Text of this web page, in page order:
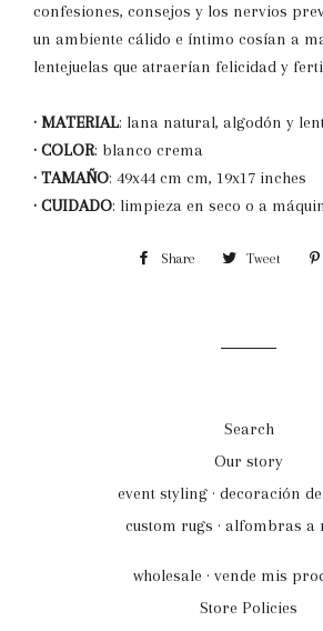
confesiones, consejos y los nervios
un ambiente cálido e íntimo cosían a
lentejuelas que atraerían felicidad y
· MATERIAL: lana natural, algodón y
· COLOR: blanco crema
· TAMAÑO: 49x44 cm cm, 19x17 inches
· CUIDADO: limpieza en seco o a
Share Share Tweet Tweet
Search
Our story
event styling · decoración
custom rugs · alfombras a
wholesale · vende mis
Store Policies